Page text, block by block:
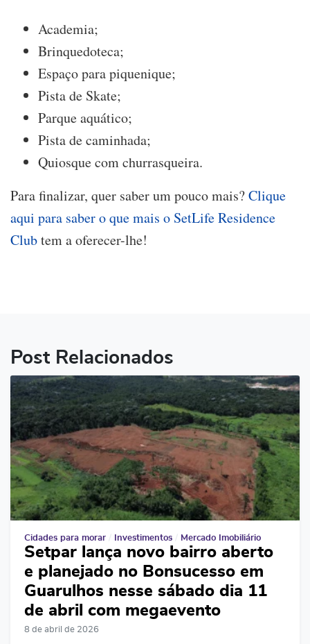
Academia;
Brinquedoteca;
Espaço para piquenique;
Pista de Skate;
Parque aquático;
Pista de caminhada;
Quiosque com churrasqueira.
Para finalizar, quer saber um pouco mais?Clique
aqui para saber o que mais o SetLife Residence
Clubtem a oferecer-lhe!
Post Relacionados
Cidades para morar Investimentos Mercado Imobiliário
Setpar lança novo bairro aberto
e planejado no Bonsucesso em
Guarulhos nesse sábado dia 11
de abril com megaevento
8 de abril de 2026